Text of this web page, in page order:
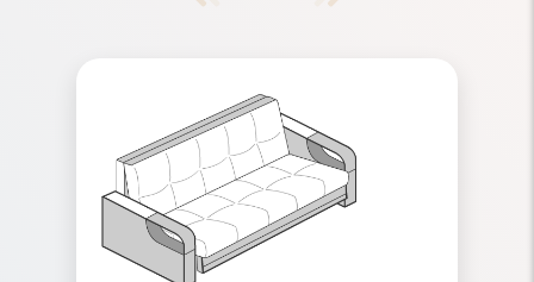
Диваны Аккордеон
Надежный механизм раскладывания,
рассчитанный на ежедневное
использование. Съемные чехлы и
ящики для хранения белья. Удобные